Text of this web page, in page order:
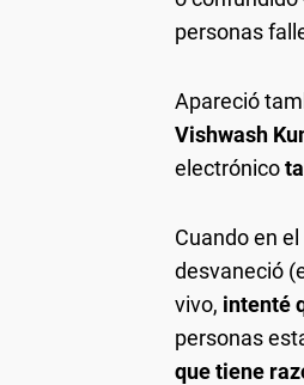
personas
Apareció
Vishwash
electrónico
Cuando en
desvaneció
vivo, intenté
personas
que tiene